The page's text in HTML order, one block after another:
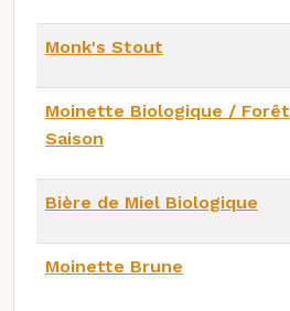
Monk's Stout
Moinette Biologique / Forêt
Saison
Bière de Miel Biologique
Moinette Brune